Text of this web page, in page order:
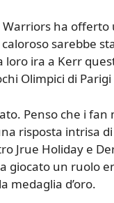
Warriors ha
sarebbe
ira a Kerr
Olimpici di
Penso che i
risposta intrisa
Jrue Holiday e
giocato un ruolo
medaglia d’oro.